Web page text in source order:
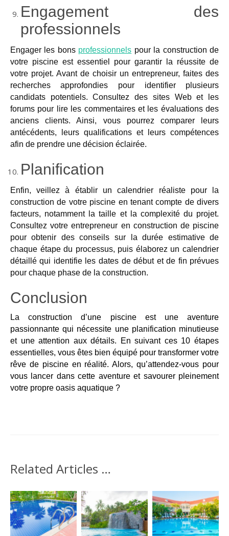
Engagement des
professionnels
Engager les bons professionnels pour la construction de
votre piscine est essentiel pour garantir la réussite de
votre projet. Avant de choisir un entrepreneur, faites des
recherches approfondies pour identifier plusieurs
candidats potentiels. Consultez des sites Webet les
forumspour lire les commentaires et les évaluations des
anciensclients.Ainsi, vous pourrez comparer leurs
antécédents, leurs qualifications et leurs compétences
afin de prendre une décision éclairée.
Planification
Enfin, veillez à établir un calendrier réaliste pour la
construction de votre piscine en tenant compte de divers
facteurs, notamment la taille et la complexité du projet.
Consultez votre entrepreneur en construction depiscine
pour obtenir des conseils sur la durée estimativede
chaque étape du processus, puis élaborez un calendrier
détaillé qui identifie les dates de début et de fin prévues
pour chaque phase de la construction.
Conclusion
La construction d’une piscine est une aventure
passionnante qui nécessite une planification minutieuse
et une attention aux détails. En suivant ces 10 étapes
essentielles, vous êtes bien équipé pour transformer votre
rêve de piscine en réalité. Alors, qu’attendez-vous pour
vous lancer dans cette aventure et savourer pleinement
votre propre oasis aquatique ?
Related Articles …